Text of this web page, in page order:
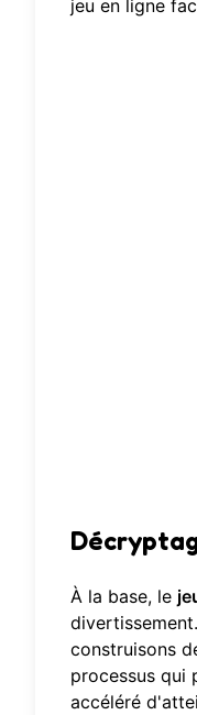
jeu en ligne
À la base, le
construisons
processus qui
accéléré